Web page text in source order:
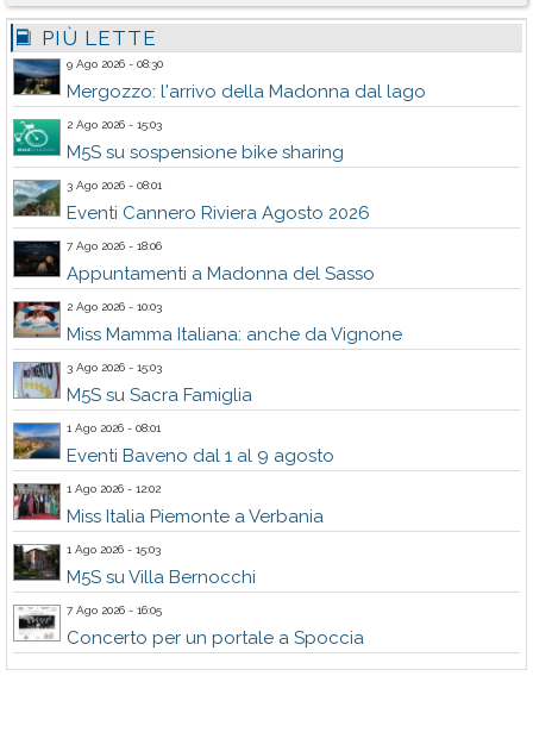
PIÙ LETTE
9 Ago 2026 - 08:30
Mergozzo: l'arrivo della Madonna dal lago
2 Ago 2026 - 15:03
M5S su sospensione bike sharing
3 Ago 2026 - 08:01
Eventi Cannero Riviera Agosto 2026
7 Ago 2026 - 18:06
Appuntamenti a Madonna del Sasso
2 Ago 2026 - 10:03
Miss Mamma Italiana: anche da Vignone
3 Ago 2026 - 15:03
M5S su Sacra Famiglia
1 Ago 2026 - 08:01
Eventi Baveno dal 1 al 9 agosto
1 Ago 2026 - 12:02
Miss Italia Piemonte a Verbania
1 Ago 2026 - 15:03
M5S su Villa Bernocchi
7 Ago 2026 - 16:05
Concerto per un portale a Spoccia